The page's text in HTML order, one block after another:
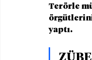
Terörle
yaptı.